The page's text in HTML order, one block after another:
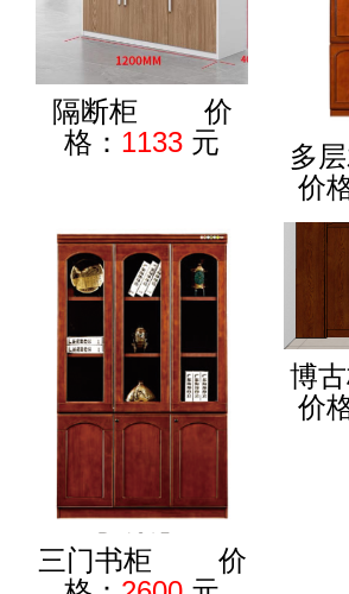
隔断柜 价
格： 1133 元
多
价格
三门书柜 价
博
价格